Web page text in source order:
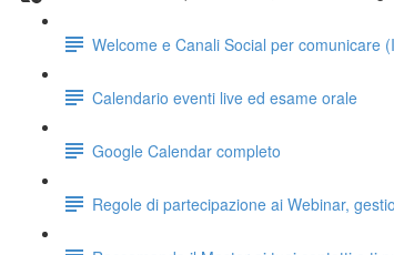
Welcome e Canali Social per comunicare
Calendario eventi live ed esame orale
Google Calendar completo
Regole di partecipazione ai Webinar,